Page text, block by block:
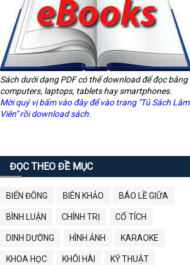
Sách dưới dạng PDF có thể download để đọc bằng
computers, laptops, tablets hay smartphones.
Mời quý vị bấm vào đây để vào trang "Tủ Sách Lâm
Viên" rồi download sách.
ĐỌC THEO ĐỀ MỤC
BIỂN ĐÔNG BIÊN KHẢO BÁO LỀ GIỮA
BÌNH LUẬN CHÍNH TRỊ CỔ TÍCH
DINH DƯỠNG HÌNH ẢNH KARAOKE
KHOA HỌC KHÔI HÀI KỸ THUẬT